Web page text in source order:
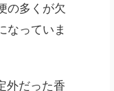
の多くが欠
なっていま
外だった香